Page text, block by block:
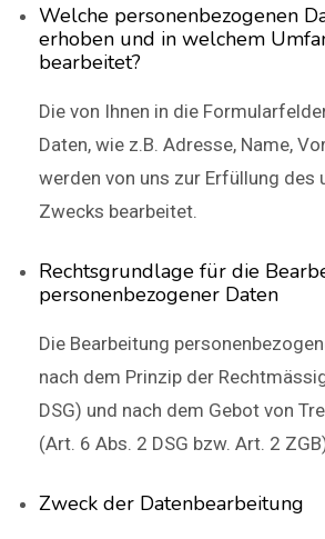
Welche personenbezogenen
erhoben und in welchem
bearbeitet?
Die von Ihnen in die
Daten, wie z.B. Adresse, Name,
werden von uns zur Erfüllung des
Zwecks bearbeitet.
Rechtsgrundlage für die
personenbezogener Daten
Die Bearbeitung
nach dem Prinzip der
DSG) und nach dem Gebot von
(Art. 6 Abs. 2 DSG bzw. Art. 2
Zweck der Datenbearbeitung